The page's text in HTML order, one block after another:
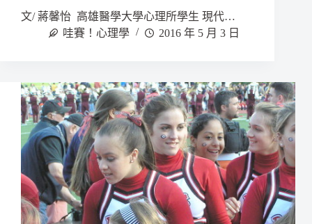
文/ 蔣馨怡 高雄醫學大學心理所學生 現代…
哇賽！心理學
2016 年 5 月 3 日